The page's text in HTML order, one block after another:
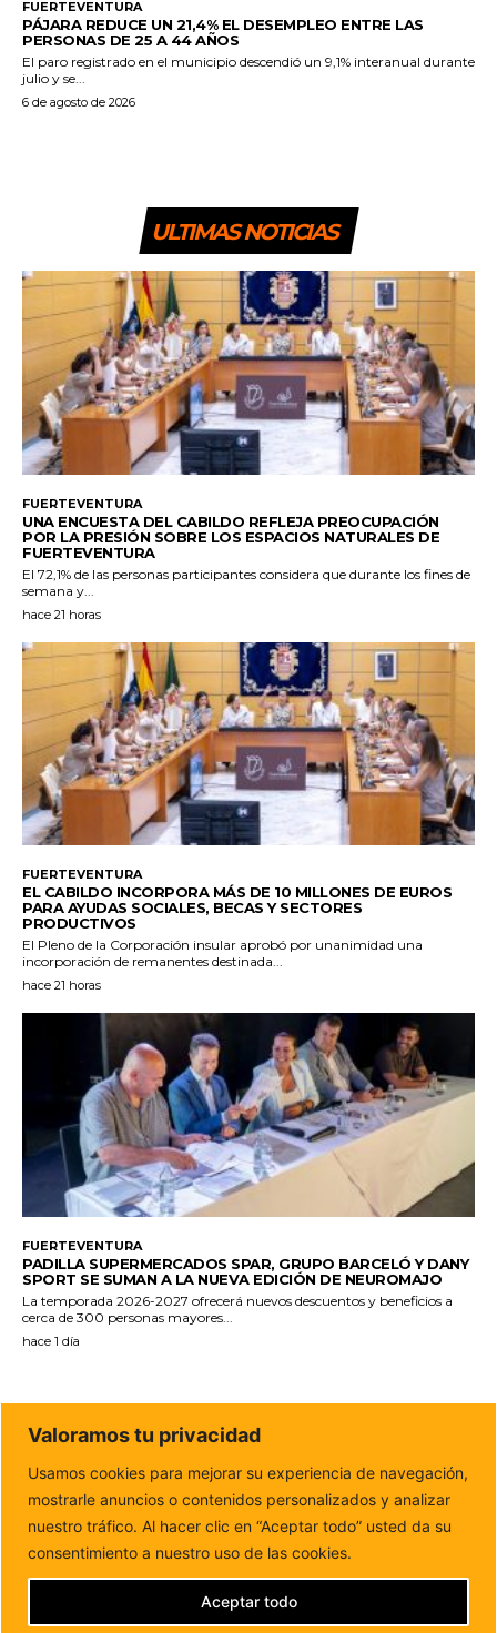
FUERTEVENTURA
PÁJARA REDUCE UN 21,4% EL DESEMPLEO ENTRE LAS
PERSONAS DE 25 A 44 AÑOS
El paro registrado en el municipio descendió un 9,1% interanual durante
julio y se...
6 de agosto de 2026
ULTIMAS NOTICIAS
FUERTEVENTURA
UNA ENCUESTA DEL CABILDO REFLEJA PREOCUPACIÓN
POR LA PRESIÓN SOBRE LOS ESPACIOS NATURALES DE
FUERTEVENTURA
El 72,1% de las personas participantes considera que durante los fines de
semana y...
hace 21 horas
FUERTEVENTURA
EL CABILDO INCORPORA MÁS DE 10 MILLONES DE EUROS
PARA AYUDAS SOCIALES, BECAS Y SECTORES
PRODUCTIVOS
El Pleno de la Corporación insular aprobó por unanimidad una
incorporación de remanentes destinada...
hace 21 horas
FUERTEVENTURA
PADILLA SUPERMERCADOS SPAR, GRUPO BARCELÓ Y DANY
SPORT SE SUMAN A LA NUEVA EDICIÓN DE NEUROMAJO
La temporada 2026-2027 ofrecerá nuevos descuentos y beneficios a
cerca de 300 personas mayores...
hace 1 día